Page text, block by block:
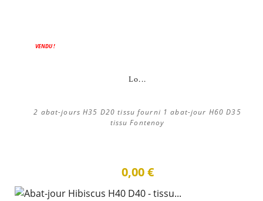
VENDU !
Lo...
2 abat-jours H35 D20 tissu fourni 1 abat-jour H60 D35
tissu Fontenoy
0,00 €